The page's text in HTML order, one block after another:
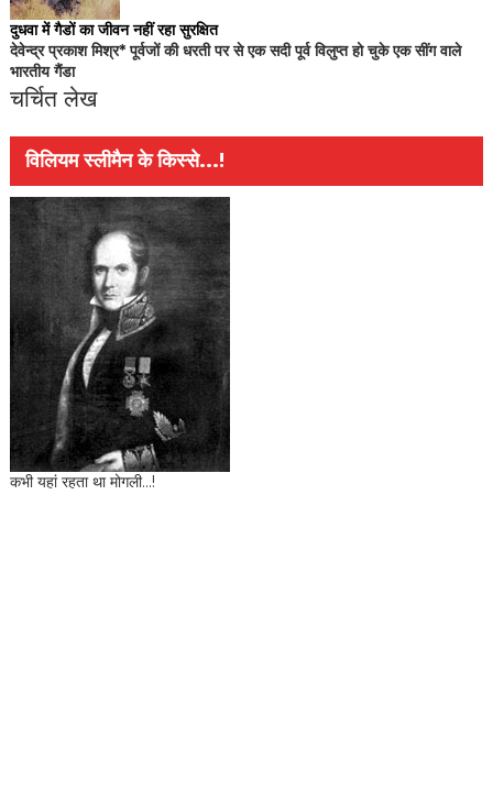
दुधवा में गैडों का जीवन नहीं रहा सुरक्षित
देवेन्द्र प्रकाश मिश्र* पूर्वजों की धरती पर से एक सदी पूर्व विलुप्त हो चुके एक सींग वाले
भारतीय गैंडा
चर्चित लेख
विलियम स्लीमैन के किस्से...!
कभी यहां रहता था मोगली...!